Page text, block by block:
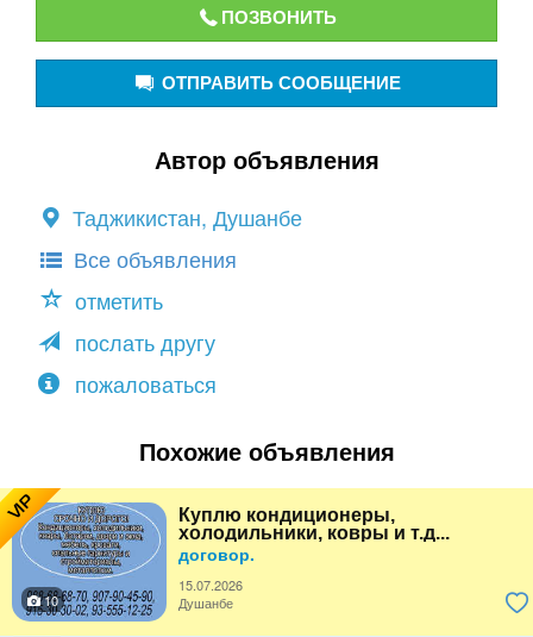
ПОЗВОНИТЬ
ОТПРАВИТЬ СООБЩЕНИЕ
Автор объявления
Таджикистан, Душанбе
Все объявления
отметить
послать другу
пожаловаться
Похожие объявления
VIP
Куплю кондиционеры,
холодильники, ковры и т.д...
договор.
15.07.2026
10
Душанбе